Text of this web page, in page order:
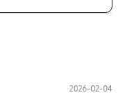
2026-02-04